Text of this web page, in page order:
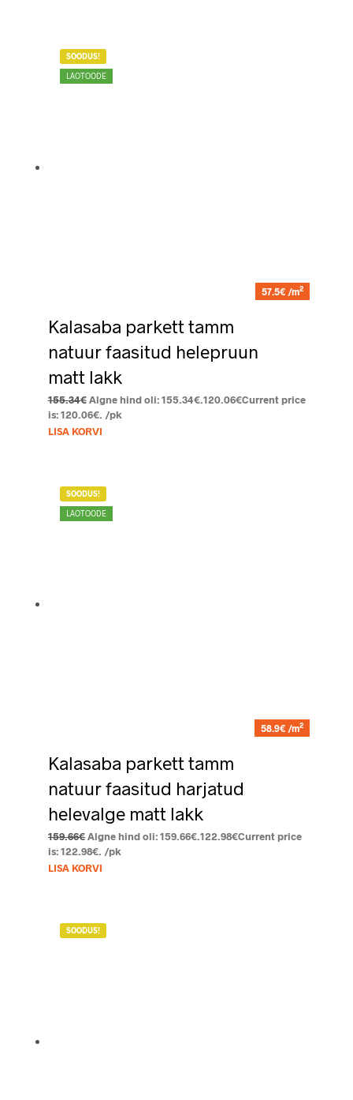
SOODUS!
LAOTOODE
57.5€ /m2
Kalasaba parkett tamm
natuur faasitud helepruun
matt lakk
155.34€ Algne hind oli: 155.34€.120.06€Current price
is: 120.06€. /pk
LISA KORVI
SOODUS!
LAOTOODE
58.9€ /m2
Kalasaba parkett tamm
natuur faasitud harjatud
helevalge matt lakk
159.66€ Algne hind oli: 159.66€.122.98€Current price
is: 122.98€. /pk
LISA KORVI
SOODUS!